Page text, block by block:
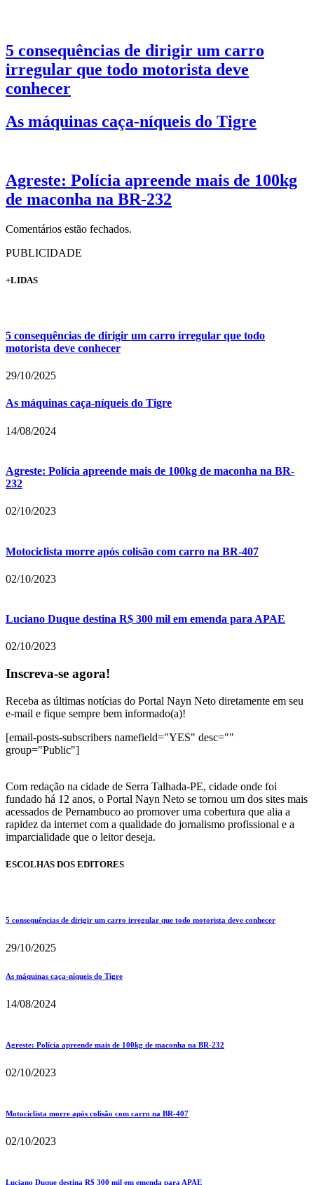
5 consequências de dirigir um carro
irregular que todo motorista deve
conhecer
As máquinas caça-níqueis do Tigre
Agreste: Polícia apreende mais de 100kg
de maconha na BR-232
Comentários estão fechados.
PUBLICIDADE
+LIDAS
5 consequências de dirigir um carro irregular que todo
motorista deve conhecer
29/10/2025
As máquinas caça-níqueis do Tigre
14/08/2024
Agreste: Polícia apreende mais de 100kg de maconha na BR-
232
02/10/2023
Motociclista morre após colisão com carro na BR-407
02/10/2023
Luciano Duque destina R$ 300 mil em emenda para APAE
02/10/2023
Inscreva-se agora!
Receba as últimas notícias do Portal Nayn Neto diretamente em seu
e-mail e fique sempre bem informado(a)!
[email-posts-subscribers namefield="YES" desc=""
group="Public"]
Com redação na cidade de Serra Talhada-PE, cidade onde foi
fundado há 12 anos, o Portal Nayn Neto se tornou um dos sites mais
acessados de Pernambuco ao promover uma cobertura que alia a
rapidez da internet com a qualidade do jornalismo profissional e a
imparcialidade que o leitor deseja.
ESCOLHAS DOS EDITORES
5 consequências de dirigir um carro irregular que todo motorista deve conhecer
29/10/2025
As máquinas caça-níqueis do Tigre
14/08/2024
Agreste: Polícia apreende mais de 100kg de maconha na BR-232
02/10/2023
Motociclista morre após colisão com carro na BR-407
02/10/2023
Luciano Duque destina R$ 300 mil em emenda para APAE